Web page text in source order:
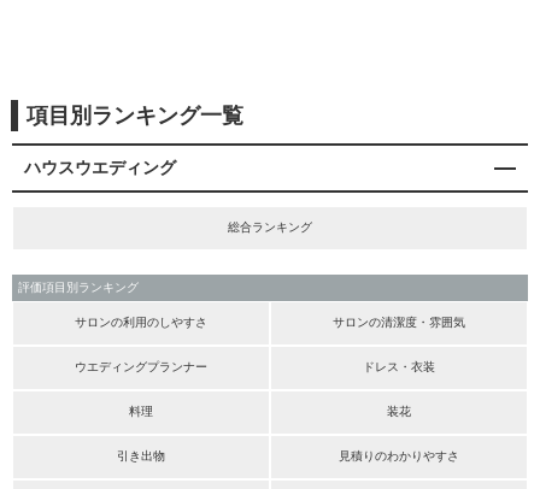
項目別ランキング一覧
ハウスウエディング
総合ランキング
評価項目別ランキング
サロンの利用のしやすさ サロンの清潔度・雰囲気
ウエディングプランナー ドレス・衣装
料理 装花
引き出物 見積りのわかりやすさ